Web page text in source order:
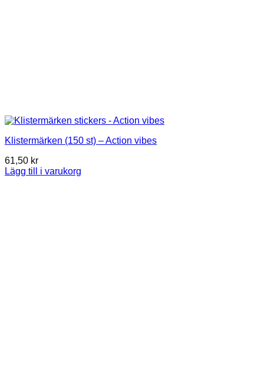
Klistermärken (150 st) – Action vibes
61,50 kr
Lägg till i varukorg